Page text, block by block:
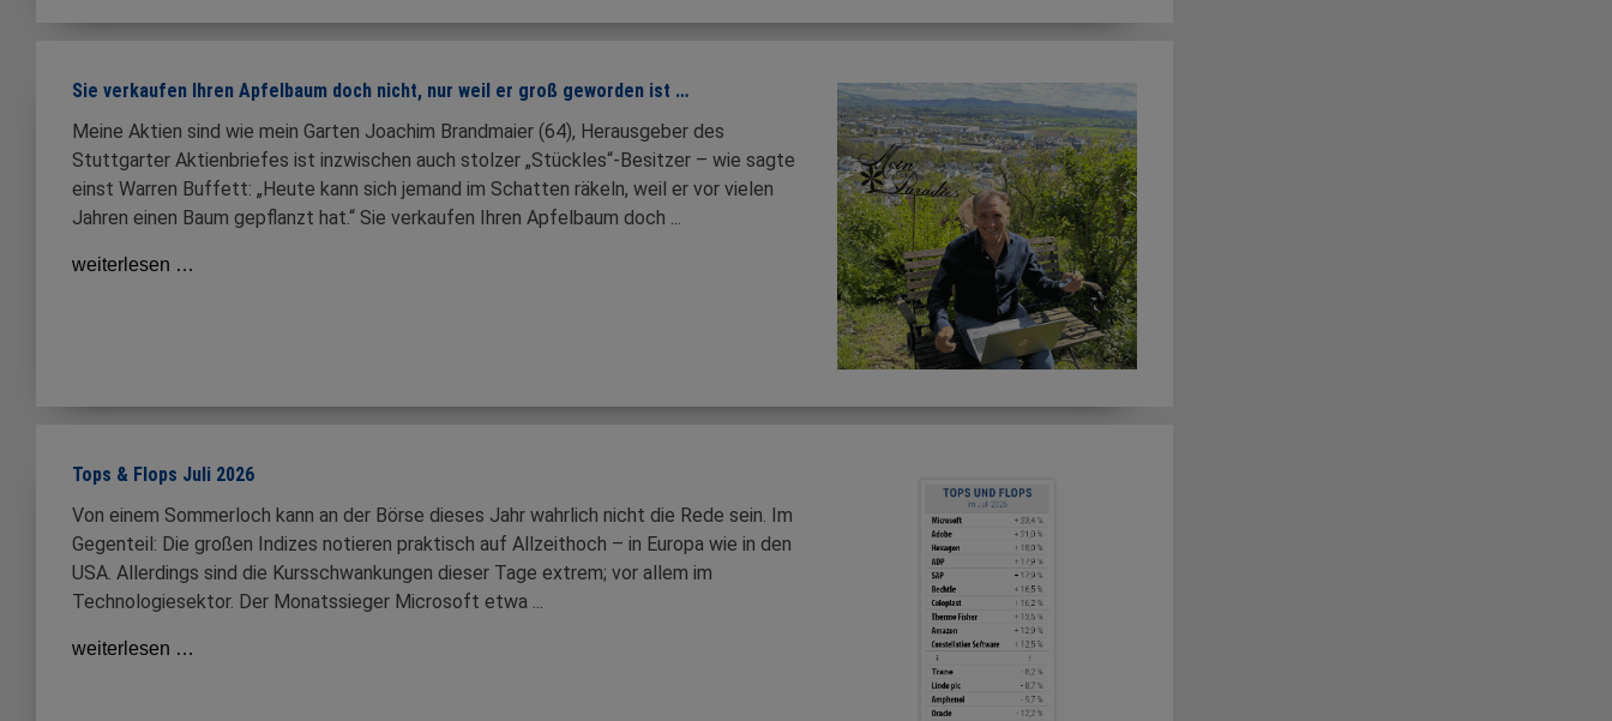
Sie verkaufen Ihren Apfelbaum doch nicht, nur weil er groß geworden ist …
Meine Aktien sind wie mein Garten Joachim Brandmaier (64), Herausgeber des
Stuttgarter Aktienbriefes ist inzwischen auch stolzer „Stückles“-Besitzer – wie sagte
einst Warren Buffett: „Heute kann sich jemand im Schatten räkeln, weil er vor vielen
Jahren einen Baum gepflanzt hat.“ Sie verkaufen Ihren Apfelbaum doch ...
weiterlesen …
Tops & Flops Juli 2026
Von einem Sommerloch kann an der Börse dieses Jahr wahrlich nicht die Rede sein. Im
Gegenteil: Die großen Indizes notieren praktisch auf Allzeithoch – in Europa wie in den
USA. Allerdings sind die Kursschwankungen dieser Tage extrem; vor allem im
Technologiesektor. Der Monatssieger Microsoft etwa ...
weiterlesen …